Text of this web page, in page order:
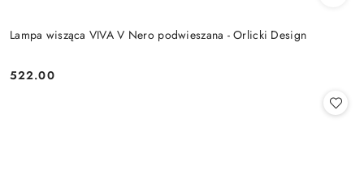
Lampa wisząca VIVA V Nero podwieszana - Orlicki Design
Cena:
522.00